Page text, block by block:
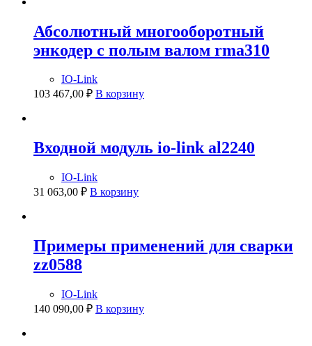
Абсолютный многооборотный
энкодер с полым валом rma310
IO-Link
103 467,00 ₽ В корзину
Входной модуль io-link al2240
IO-Link
31 063,00 ₽ В корзину
Примеры применений для сварки
zz0588
IO-Link
140 090,00 ₽ В корзину